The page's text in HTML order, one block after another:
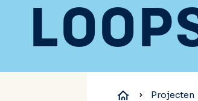
Projecten